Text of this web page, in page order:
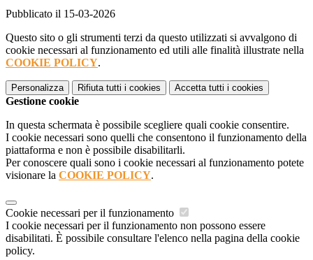
Pubblicato il 15-03-2026
Questo sito o gli strumenti terzi da questo utilizzati si avvalgono di
cookie necessari al funzionamento ed utili alle finalità illustrate nella
COOKIE POLICY.
Personalizza Rifiuta tutti i cookies Accetta tutti i cookies
Gestione cookie
In questa schermata è possibile scegliere quali cookie consentire.
I cookie necessari sono quelli che consentono il funzionamento della
piattaforma e non è possibile disabilitarli.
Per conoscere quali sono i cookie necessari al funzionamento potete
visionare la COOKIE POLICY.
Cookie necessari per il funzionamento
I cookie necessari per il funzionamento non possono essere
disabilitati. È possibile consultare l'elenco nella pagina della cookie
policy.